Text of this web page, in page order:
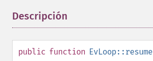
Descripción
public function EvLoop::resume